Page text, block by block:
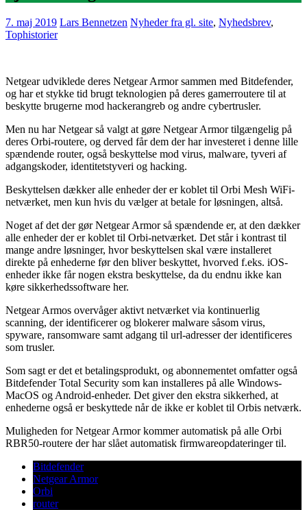
7. maj 2019 Lars Bennetzen Nyheder fra gl. site, Nyhedsbrev,
Tophistorier
Netgear udviklede deres Netgear Armor sammen med Bitdefender,
og har et stykke tid brugt teknologien på deres gamerroutere til at
beskytte brugerne mod hackerangreb og andre cybertrusler.
Men nu har Netgear så valgt at gøre Netgear Armor tilgængelig på
deres Orbi-routere, og derved får dem der har investeret i denne lille
spændende router, også beskyttelse mod virus, malware, tyveri af
adgangskoder, identitetstyveri og hacking.
Beskyttelsen dækker alle enheder der er koblet til Orbi Mesh WiFi-
netværket, men kun hvis du vælger at betale for løsningen, altså.
Noget af det der gør Netgear Armor så spændende er, at den dækker
alle enheder der er koblet til Orbi-netværket. Det står i kontrast til
mange andre løsninger, hvor beskyttelsen skal være installeret
direkte på enhederne før den bliver beskyttet, hvorved f.eks. iOS-
enheder ikke får nogen ekstra beskyttelse, da du endnu ikke kan
køre sikkerhedssoftware her.
Netgear Armos overvåger aktivt netværket via kontinuerlig
scanning, der identificerer og blokerer malware såsom virus,
spyware, ransomware samt adgang til url-adresser der identificeres
som trusler.
Som sagt er det et betalingsprodukt, og abonnementet omfatter også
Bitdefender Total Security som kan installeres på alle Windows-
MacOS og Android-enheder. Det giver den ekstra sikkerhed, at
enhederne også er beskyttede når de ikke er koblet til Orbis netværk.
Muligheden for Netgear Armor kommer automatisk på alle Orbi
RBR50-routere der har slået automatisk firmwareopdateringer til.
Bitdefender
Netgear Armor
Orbi
router